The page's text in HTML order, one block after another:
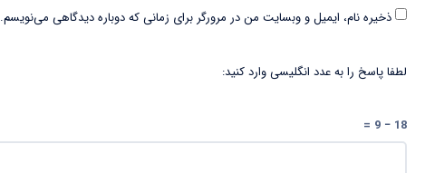
ذخیره نام، ایمیل و وبسایت من در مرورگر برای زمانی که دوباره دیدگاهی می‌نویسم.
لطفا پاسخ را به عدد انگلیسی وارد کنید:
18 − 9 =